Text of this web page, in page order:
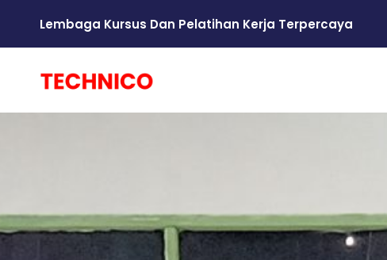
Lembaga Kursus Dan Pelatihan Kerja Terpercaya